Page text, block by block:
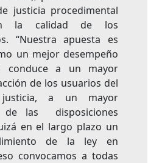
justicia procedimental
la calidad de los
“Nuestra apuesta es
un mejor desempeño
conduce a un mayor
de los usuarios del
a un mayor
de las disposiciones
en el largo plazo un
de la ley en
convocamos a todas